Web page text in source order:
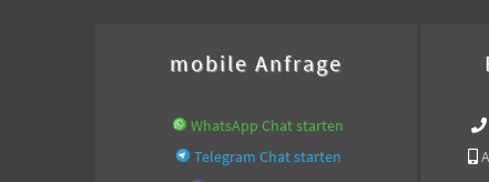
mobile Anfrage
WhatsApp Chat starten
Telegram Chat starten